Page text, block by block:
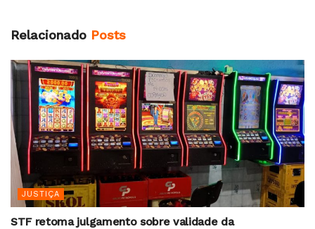
Relacionado Posts
JUSTIÇA
STF retoma julgamento sobre validade da